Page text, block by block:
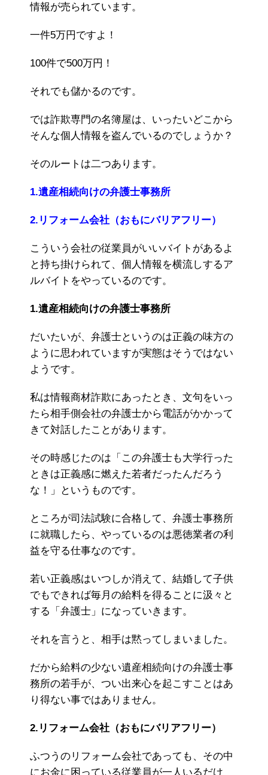
情報が売られています。
一件5万円ですよ！
100件で500万円！
それでも儲かるのです。
では詐欺専門の名簿屋は、いったいどこから
そんな個人情報を盗んでいるのでしょうか？
そのルートは二つあります。
1.遺産相続向けの弁護士事務所
2.リフォーム会社（おもにバリアフリー）
こういう会社の従業員がいいバイトがあるよ
と持ち掛けられて、個人情報を横流しするア
ルバイトをやっているのです。
1.遺産相続向けの弁護士事務所
だいたいが、弁護士というのは正義の味方の
ように思われていますが実態はそうではない
ようです。
私は情報商材詐欺にあったとき、文句をいっ
たら相手側会社の弁護士から電話がかかって
きて対話したことがあります。
その時感じたのは「この弁護士も大学行った
ときは正義感に燃えた若者だったんだろう
な！」というものです。
ところが司法試験に合格して、弁護士事務所
に就職したら、やっているのは悪徳業者の利
益を守る仕事なのです。
若い正義感はいつしか消えて、結婚して子供
でもできれば毎月の給料を得ることに汲々と
する「弁護士」になっていきます。
それを言うと、相手は黙ってしまいました。
だから給料の少ない遺産相続向けの弁護士事
務所の若手が、つい出来心を起こすことはあ
り得ない事ではありません。
2.リフォーム会社（おもにバリアフリー）
ふつうのリフォーム会社であっても、その中
にお金に困っている従業員が一人いるだけ